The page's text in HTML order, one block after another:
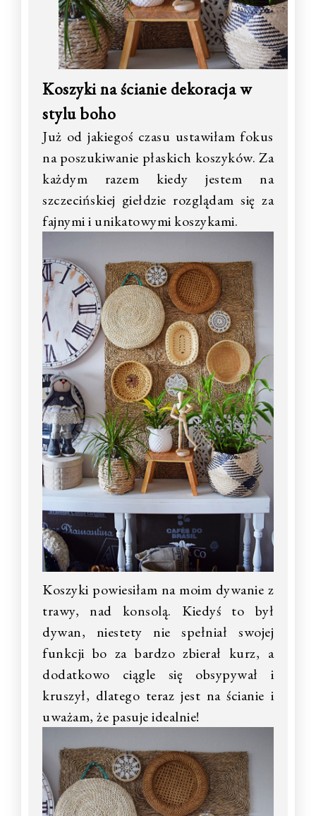
Koszyki na ścianie dekoracja w
stylu boho
Już od jakiegoś czasu ustawiłam fokus
na poszukiwanie płaskich koszyków. Za
każdym razem kiedy jestem na
szczecińskiej giełdzie rozglądam się za
fajnymi i unikatowymi koszykami.
Koszyki powiesiłam na moim dywanie z
trawy, nad konsolą. Kiedyś to był
dywan, niestety nie spełniał swojej
funkcji bo za bardzo zbierał kurz, a
dodatkowo ciągle się obsypywał i
kruszył, dlatego teraz jest na ścianie i
uważam, że pasuje idealnie!